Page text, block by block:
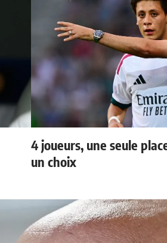
4 joueurs, une seule
un choix